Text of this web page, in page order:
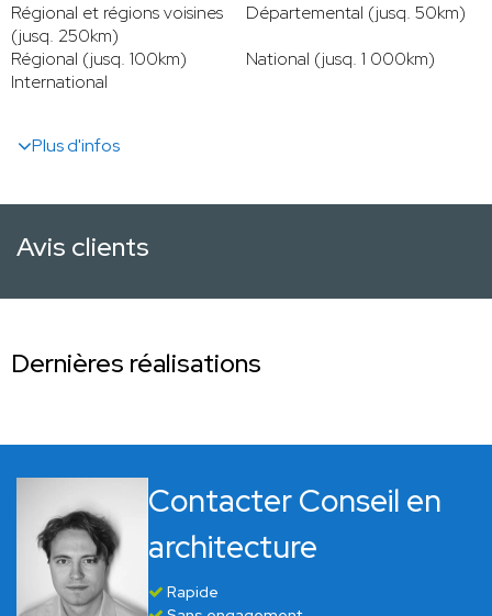
Régional et régions voisines
(jusq. 250km)
Départemental (jusq. 50km)
Régional (jusq. 100km)
National (jusq. 1 000km)
International
Plus d'infos
Avis clients
Dernières réalisations
Contacter Conseil en
architecture
Rapide